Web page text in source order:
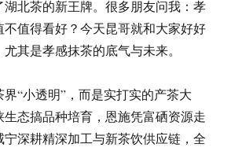
湖北茶的新王牌。很多朋友问我：孝
不值得看好？今天昆哥就和大家好好
其是孝感抹茶的底气与未来。
“小透明”，而是实打实的产茶大
生态搞品种培育，恩施凭富硒资源走
宁深耕精深加工与新茶饮供应链，全